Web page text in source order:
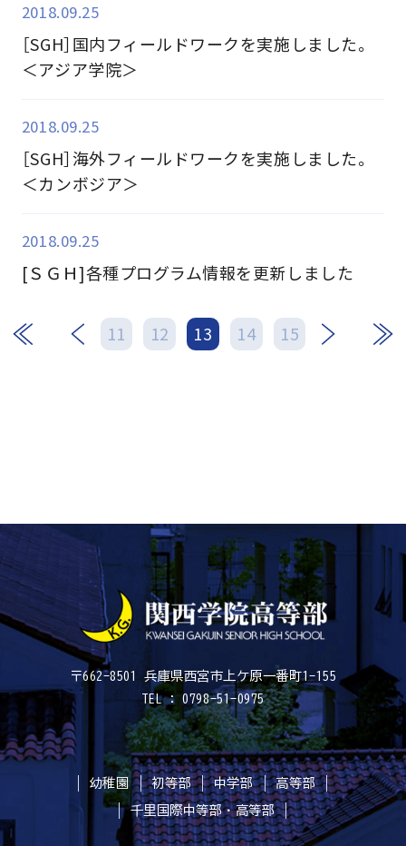
2018.09.25
［SGH］国内フィールドワークを実施しました。
＜アジア学院＞
2018.09.25
［SGH］海外フィールドワークを実施しました。
＜カンボジア＞
2018.09.25
[ＳＧＨ]各種プログラム情報を更新しました
11 12 13 14 15
次 最後
〒662-8501 兵庫県西宮市上ケ原一番町1-155
TEL : 0798-51-0975
幼稚園 初等部 中学部
高等部
千里国際中等部・高等部